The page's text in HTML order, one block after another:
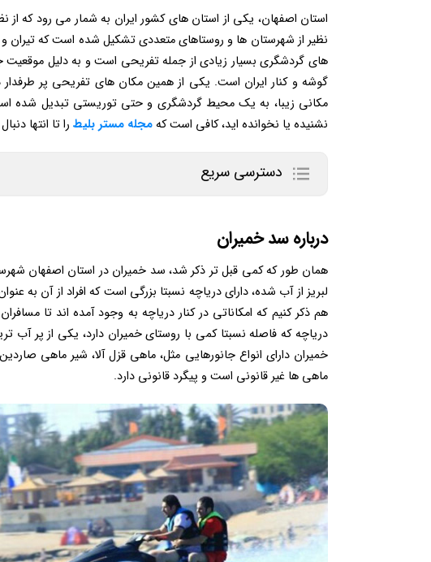
استان اصفهان، یکی از استان های کشور ایران به شمار می رود که
نظیر از شهرستان ها و روستاهای متعددی تشکیل شده است که تیران
های گردشگری بسیار زیادی از جمله تفریحی است و به دلیل موقعیت
گوشه و کنار ایران است. یکی از همین مکان های تفریحی پر طرفدار
مکانی زیبا، به یک محیط گردشگری و حتی توریستی تبدیل شده
نشنیده یا نخوانده اید، کافی است کهمجله مستر بلیط را تا انتها
دسترسی سریع
درباره سد خمیران
همان طور که کمی قبل تر ذکر شد، سد خمیران در استان اصفهان
لبریز از آب شده، دارای دریاچه نسبتا بزرگی است که افراد از آن به
هم ذکر کنیم‌ که امکاناتی در کنار دریاچه به وجود آمده اند تا
دریاچه که فاصله نسبتا کمی با روستای خمیران دارد، یکی از پر
خمیران دارای انواع جانورهایی مثل، ماهی قزل آلا، شیر ماهی
ماهی ها غیر قانونی است و پیگرد قانونی دارد.